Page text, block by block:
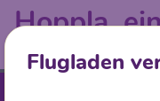
Hoppla,
Flugladen